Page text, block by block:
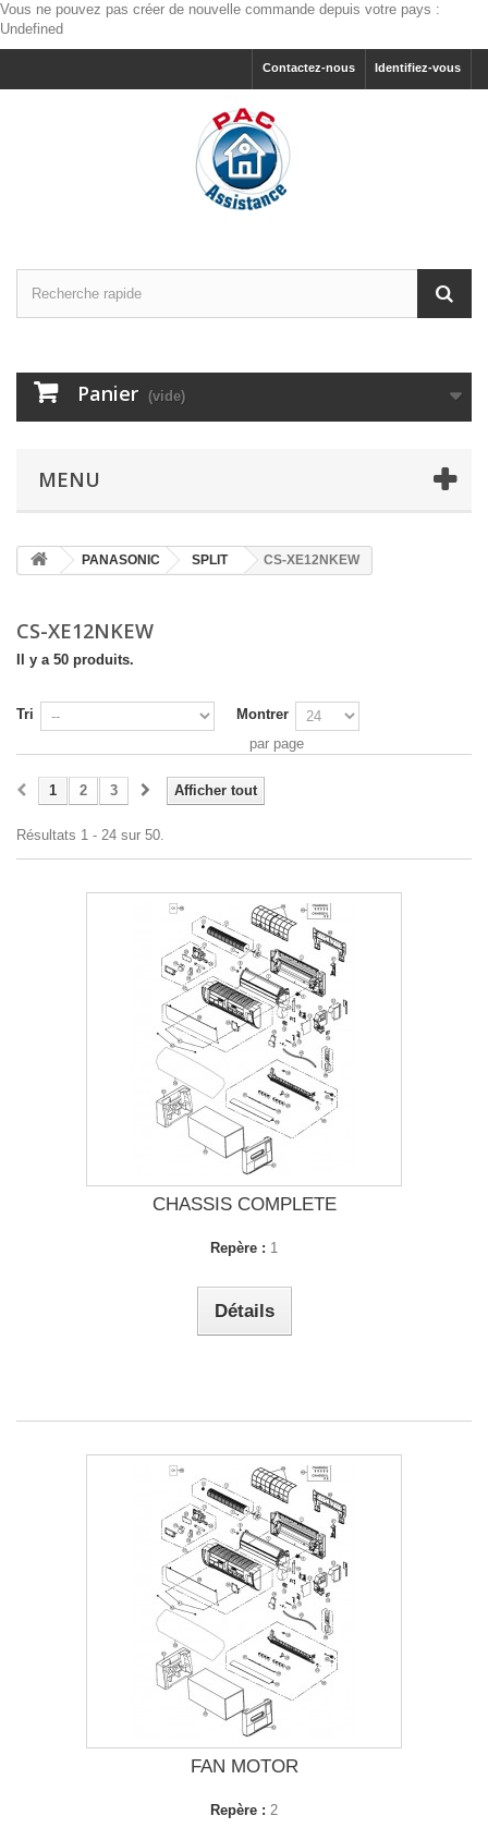
Vous ne pouvez pas créer de nouvelle commande depuis votre pays :
Undefined
Identifiez-vous
Contactez-nous
Panier (vide)
MENU
PANASONIC SPLIT CS-XE12NKEW
CS-XE12NKEW
Il y a 50 produits.
Tri
Montrer
par page
Afficher tout
1 2 3
Résultats 1 - 24 sur 50.
CHASSIS COMPLETE
Repère : 1
Détails
FAN MOTOR
Repère : 2